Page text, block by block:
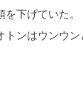
下げていた。
トンはウンウ